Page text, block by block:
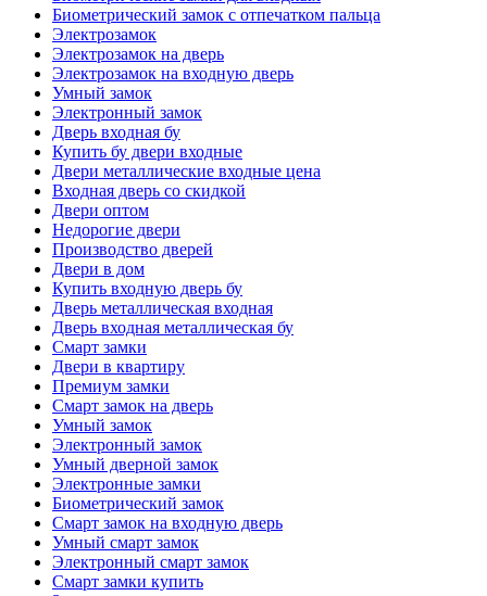
Биометрический замок с отпечатком пальца
Электрозамок
Электрозамок на дверь
Электрозамок на входную дверь
Умный замок
Электронный замок
Дверь входная бу
Купить бу двери входные
Двери металлические входные цена
Входная дверь со скидкой
Двери оптом
Недорогие двери
Производство дверей
Двери в дом
Купить входную дверь бу
Дверь металлическая входная
Дверь входная металлическая бу
Смарт замки
Двери в квартиру
Премиум замки
Смарт замок на дверь
Умный замок
Электронный замок
Умный дверной замок
Электронные замки
Биометрический замок
Смарт замок на входную дверь
Умный смарт замок
Электронный смарт замок
Смарт замки купить